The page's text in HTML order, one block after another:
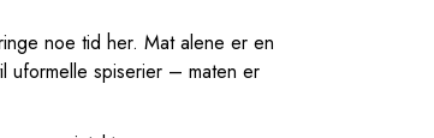
noe tid her. Mat alene er en
uformelle spiserier – maten er